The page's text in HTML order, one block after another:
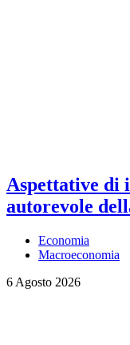
Aspettative di
autorevole
Economia
Macroeconomia
6 Agosto 2026